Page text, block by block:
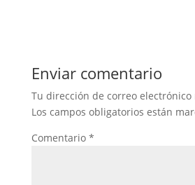
Enviar comentario
Tu dirección de correo
Los campos obligatorios están
Comentario *